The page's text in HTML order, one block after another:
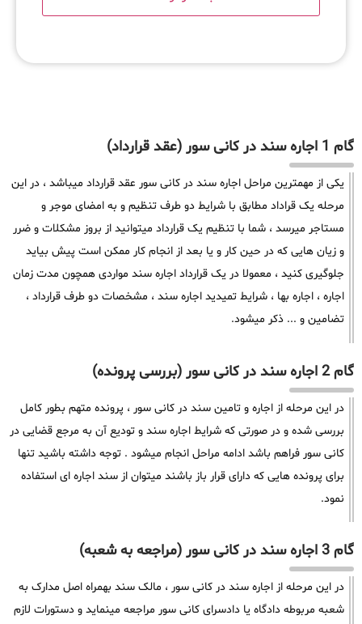
گام 1 اجاره سند در کانی سور (عقد قرارداد)
یکی از مهمترین مراحل اجاره سند در کانی سور عقد قرارداد میباشد ، در این
مرحله یک قراداد مطابق با شرایط دو طرف تنظیم و به امضای موجر و
مستاجر میرسد ، شما با تنظیم یک قرارداد میتوانید از بروز مشکلات و ضرر
و زیان هایی که در حین کار و یا بعد از انجام کار ممکن است پیش بیاید
جلوگیری کنید ، معمولا در یک قرارداد اجاره سند مواردی همچون مدت زمان
اجاره ، اجاره بها ، شرایط تمیدید اجاره سند ، مشخصات دو طرف قرارداد ،
تضامین و ... ذکر میشود.
گام 2 اجاره سند در کانی سور (بررسی پرونده)
در این مرحله از اجاره و تامین سند در کانی سور ، پرونده متهم بطور کامل
بررسی شده و در صورتی که شرایط اجاره سند و تودیع آن به مرجع قضایی در
کانی سور فراهم باشد ادامه مراحل انجام میشود . توجه داشته باشید تنها
برای پرونده هایی که دارای قرار باز باشند میتوان از سند اجاره ای استفاده
نمود.
گام 3 اجاره سند در کانی سور (مراجعه به شعبه)
در این مرحله از اجاره سند در کانی سور ، مالک سند بهمراه اصل مدارک به
شعبه مربوطه دادگاه یا دادسرای کانی سور مراجعه مینماید و دستورات لازم